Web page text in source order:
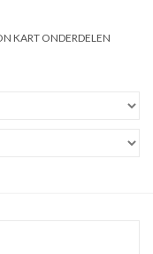
KART ONDERDELEN